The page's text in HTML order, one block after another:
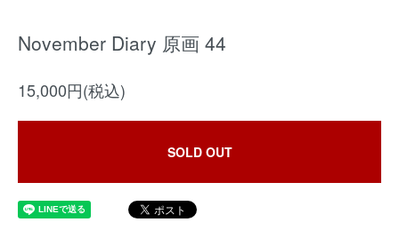
November Diary 原画 44
15,000円(税込)
SOLD OUT